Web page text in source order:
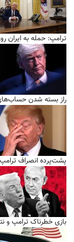
ترامپ: حمله به ایران
راز بسته شدن
پشت‌پرده انصراف
بازی خطرناک ترامپ و